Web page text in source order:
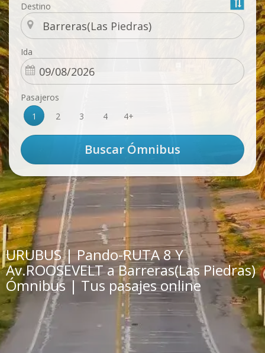
Destino
Ida
Pasajeros
1
2 3 4 4+
URUBUS | Pando-RUTA 8 Y
Av.ROOSEVELT a Barreras(Las Piedras)
Ómnibus | Tus pasajes online